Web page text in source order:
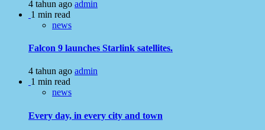
4 tahun ago admin
1 min read
news
Falcon 9 launches Starlink satellites.
4 tahun ago admin
1 min read
news
Every day, in every city and town